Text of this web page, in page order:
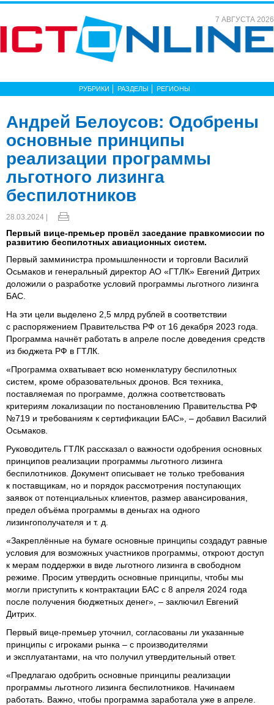
7 АВГУСТА 2026
РУБРИКИ РАЗДЕЛЫ РЕГИОНЫ
Андрей Белоусов: Одобрены
основные принципы
реализации программы
льготного лизинга
беспилотников
28.03.2024 |
Первый вице-премьер провёл заседание правкомиссии по
развитию беспилотных авиационных систем.
Первый замминистра промышленности и торговли Василий
Осьмаков и генеральный директор АО «ГТЛК» Евгений Дитрих
доложили о разработке условий программы льготного лизинга
БАС.
На эти цели выделено 2,5 млрд рублей в соответствии
с распоряжением Правительства РФ от 16 декабря 2023 года.
Программа начнёт работать в апреле после доведения средств
из бюджета РФ в ГТЛК.
«Программа охватывает всю номенклатуру беспилотных
систем, кроме образовательных дронов. Вся техника,
поставляемая по программе, должна соответствовать
критериям локализации по постановлению Правительства РФ
№719 и требованиям к сертификации БАС», – добавил Василий
Осьмаков.
Руководитель ГТЛК рассказал о важности одобрения основных
принципов реализации программы льготного лизинга
беспилотников. Документ описывает не только требования
к поставщикам, но и порядок рассмотрения поступающих
заявок от потенциальных клиентов, размер авансирования,
предел объёма программы в деньгах на одного
лизингополучателя и т. д.
«Закреплённые на бумаге основные принципы создадут равные
условия для возможных участников программы, откроют доступ
к мерам поддержки в виде льготного лизинга в свободном
режиме. Просим утвердить основные принципы, чтобы мы
могли приступить к контрактации БАС с 8 апреля 2024 года
после получения бюджетных денег», – заключил Евгений
Дитрих.
Первый вице-премьер уточнил, согласованы ли указанные
принципы с игроками рынка – с производителями
и эксплуатантами, на что получил утвердительный ответ.
«Предлагаю одобрить основные принципы реализации
программы льготного лизинга беспилотников. Начинаем
работать. Важно, чтобы программа заработала уже в апреле.